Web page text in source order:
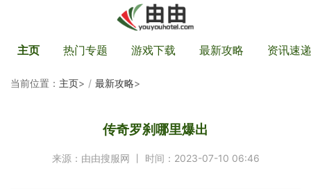
主页 热门专题 游戏下载 最新攻略 资讯速递
当前位置： 主页> 最新攻略>
传奇罗刹哪里爆出
来源：由由搜服网 丨 时间：2023-07-10 06:46